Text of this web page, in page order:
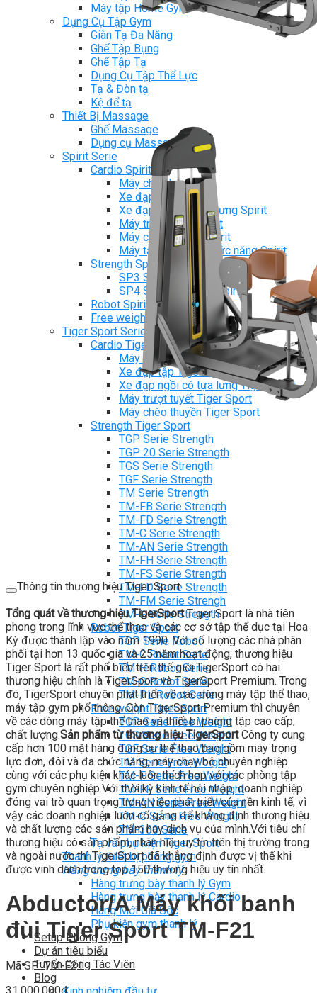
Máy tập Home Gym
Dụng Cụ Tập Gym
Giàn Tạ Đa Năng
Ghế Tập Bụng
Ghế Tập Tạ
Dụng Cụ Tập Thể Lực
Tạ & Đòn tạ
Kệ để tạ
Thiết Bị Massage
Ghế Massage
Dụng cụ Massage
Spirit Serie
Cardio Spirit
Máy chạy bộ Spirit
Xe đạp tập Spirit
Xe đạp ngồi có tựa lưng Spirit
Máy trượt tuyết Spirit
Máy chèo thuyền Spirit
Máy tập phục hồi chức năng Spirit
Strength Spirit
SP3 Serie Strength Spirit
SP4 Serie Strength Spirit
Robot Spirit
Free weight Spirit
Tiger Sport Serie
Cardio Tiger Sport
Máy chạy bộ Tiger Sport
Xe đạp tập Tiger Sport
Xe đạp ngồi có tựa lưng Tiger Sport
Máy trượt tuyết Tiger Sport
Máy chèo thuyền Tiger Sport
Strength Tiger Sport
TGP Serie Strength
TGP 20 Serie Strength
TGS Serie Strength
TGF Serie Strength
TM Serie Strength
TM-FB Serie Strength
TM-FD Serie Strength
TM-C Serie Strength
TM-AN Serie Strength
TM-FH Serie Strength
TM-FS Serie Strength
TM-FD Serie Strength
TM-FM Serie Strengh
TM-F Serie Strength
Robot Tiger Sport
TGP Serie Robot
TM-C Robot Serie
TM-H Robot Serie
TM-G Robot Serie
TM-PL Robot Serie
Free weight Tiger Sport
TGP Serie Free Weight
TGS Serie Free Weight
TGF Serie Free Weight
TM Serie Free Weight
TM-F Serie Free Weight
TM-FF Serie Free Weight
TM-AN Serie Free Weight
TM-C Serie Free Weight
TM-360 Serie
Tạ và phụ kiện Tiger Sport
Thanh lý thiết bị phòng gym
Hàng trưng bày thanh lý
Hàng trưng bày thanh lý Gym
Hàng trưng bày thanh lý Cardio
Hàng Mới Giá Sốc
Phụ kiện gym thanh lý
Setup Phòng Gym
Dự án tiêu biểu
Tuyển Cộng Tác Viên
Blog
Thông tin thương hiệu Tiger Sport
Tổng quát về thương hiệu TigerSportTiger Sport là nhà tiên
phong trong lĩnh vực thể thao và các cơ sở tập thể dục tại Hoa
Kỳ được thành lập vào năm 1990. Với số lượng các nhà phân
phối tại hơn 13 quốc gia và 25 năm hoạt động, thương hiệu
Tiger Sport là rất phổ biến trên thế giới.TigerSport có hai
thương hiệu chính là TigerSport và TigerSport Premium. Trong
đó, TigerSport chuyên phát triển về các dòng máy tập thể thao,
máy tập gym phổ thông. Còn TigerSport Premium thì chuyên
về các dòng máy tập thể thao và thiết bị phòng tập cao cấp,
chất lượng.Sản phẩm từ thương hiệu TigerSportCông ty cung
cấp hơn 100 mặt hàng dụng cụ thể thao bao gồm máy trọng
lực đơn, đôi và đa chức năng, máy chạy bộ chuyên nghiệp
cùng với các phụ kiện khác luôn thích hợp với các phòng tập
gym chuyên nghiệp.Với thời kỳ kinh tế hội nhập, doanh nghiệp
đóng vai trò quan trọng trong việc phát triển của nền kinh tế, vì
vậy các doanh nghiệp luôn cố gắng để khẳng định thương hiệu
và chất lượng các sản phẩm hay dịch vụ của mình.Với tiêu chí
thương hiệu có sản phẩm, nhãn hiệu uy tín trên thị trường trong
và ngoài nước thì TigerSport đã khẳng định được vị thế khi
được vinh danh trong top 150 thương hiệu uy tín nhất.
Abductor/A Máy khối banh
đùi Tiger Sport TM-F21
Mã SP: TM-F21